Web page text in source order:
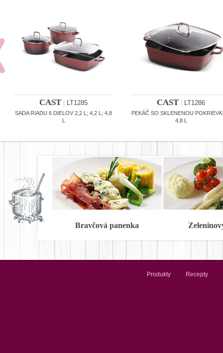
CAST LT1285
SADA RIADU 6 DIELOV 2,2 L; 4,2 L; 4,8
L
CAST LT1286
PEKÁČ SO SKLENENOU
4,8 L
Bravčová panenka
Produkty Recepty